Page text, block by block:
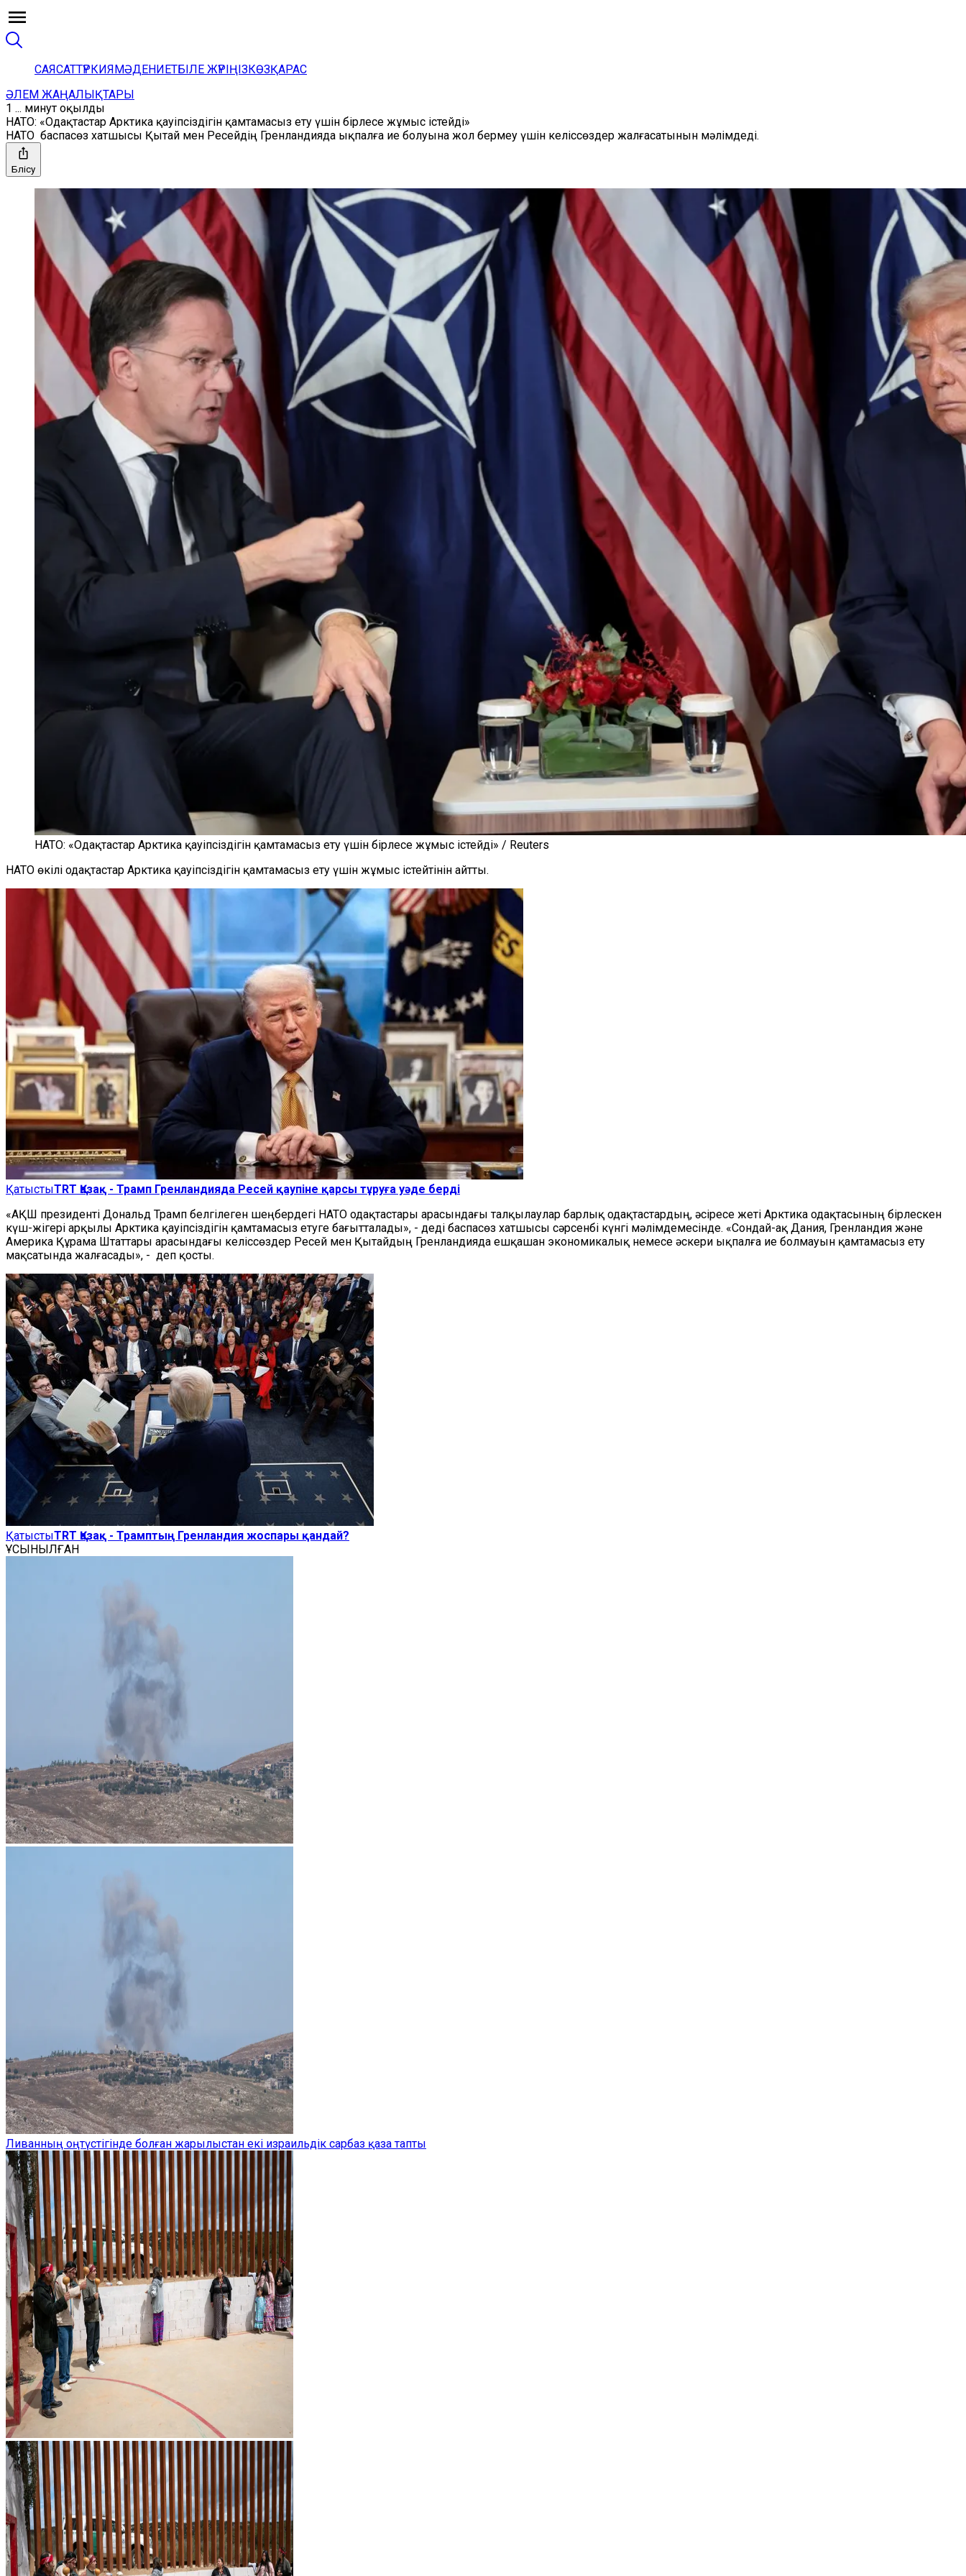
САЯСАТТҮРКИЯМӘДЕНИЕТБІЛЕ ЖҮРІҢІЗКӨЗҚАРАС
ӘЛЕМ ЖАҢАЛЫҚТАРЫ
1 ... минут оқылды
НАТО: «Одақтастар Арктика қауіпсіздігін қамтамасыз ету үшін бірлесе жұмыс істейді»
НАТО баспасөз хатшысы Қытай мен Ресейдің Гренландияда ықпалға ие болуына жол бермеу үшін келіссөздер жалғасатынын мәлімдеді.
Бөлісу
НАТО: «Одақтастар Арктика қауіпсіздігін қамтамасыз ету үшін бірлесе жұмыс істейді» / Reuters
НАТО өкілі одақтастар Арктика қауіпсіздігін қамтамасыз ету үшін жұмыс істейтінін айтты.
ҚатыстыTRT Қазақ - Трамп Гренландияда Ресей қаупіне қарсы тұруға уәде берді
«АҚШ президенті Дональд Трамп белгілеген шеңбердегі НАТО одақтастары арасындағы талқылаулар барлық одақтастардың, әсіресе жеті Арктика одақтасының бірлескен
күш-жігері арқылы Арктика қауіпсіздігін қамтамасыз етуге бағытталады», - деді баспасөз хатшысы сәрсенбі күнгі мәлімдемесінде. «Сондай-ақ Дания, Гренландия және
Америка Құрама Штаттары арасындағы келіссөздер Ресей мен Қытайдың Гренландияда ешқашан экономикалық немесе әскери ықпалға ие болмауын қамтамасыз ету
мақсатында жалғасады», - деп қосты.
ҚатыстыTRT Қазақ - Трамптың Гренландия жоспары қандай?
ҰСЫНЫЛҒАН
Ливанның оңтүстігінде болған жарылыстан екі израильдік сарбаз қаза тапты